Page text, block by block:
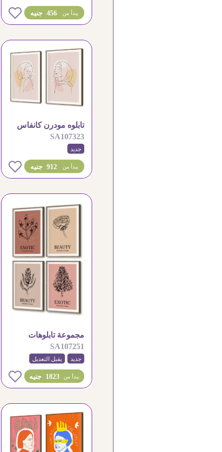
456 جنيه يبدأ من
تابلوه مودرن كانفاس
بورتريه فتاة محجبة
SA107323
جديد
912 جنيه يبدأ من
مجموعة تابلوهات
مودرن بتصاميم نباتية
هادئة
SA107251
جديد يقبل التعديل
1823 جنيه يبدأ من